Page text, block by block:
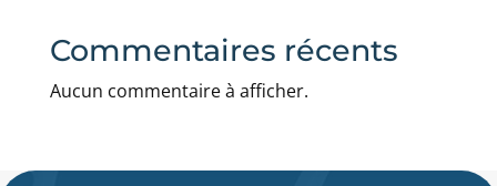
Commentaires récents
Aucun commentaire à afficher.